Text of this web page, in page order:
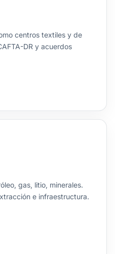
centros textiles y de
DR y acuerdos
gas, litio, minerales.
e infraestructura.